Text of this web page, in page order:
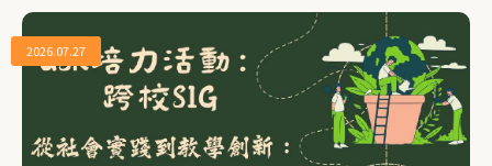
2026.07.27